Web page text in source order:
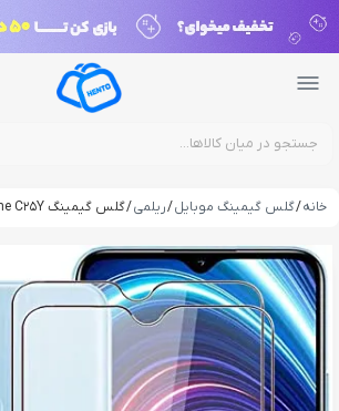
خانه/گلس گیمینگ موبایل/ریلمی/ گلس گیمینگ Realme C25Y برند SunShine